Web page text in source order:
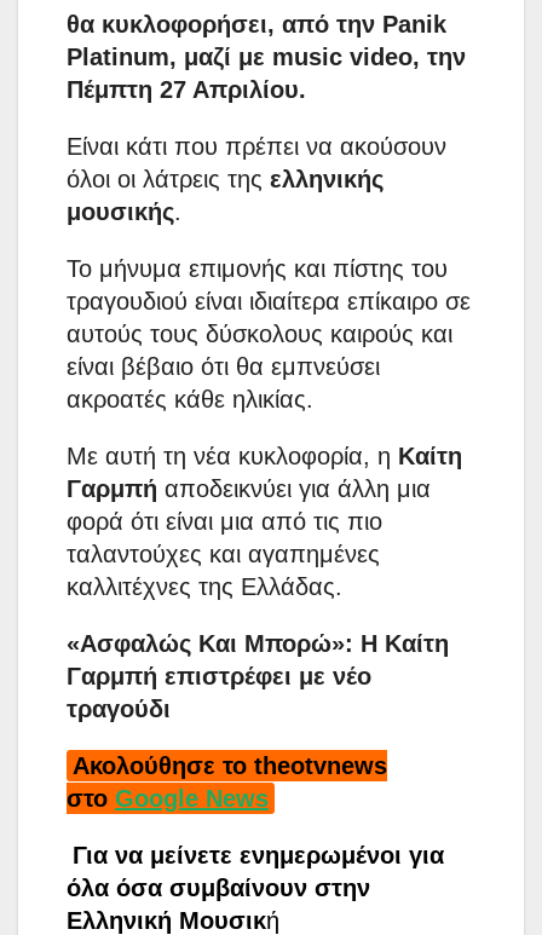
θα κυκλοφορήσει, από την Panik
Platinum, μαζί με music video, την
Πέμπτη 27 Απριλίου.
Είναι κάτι που πρέπει να ακούσουν
όλοι οι λάτρεις της ελληνικής
μουσικής.
Το μήνυμα επιμονής και πίστης του
τραγουδιού είναι ιδιαίτερα επίκαιρο σε
αυτούς τους δύσκολους καιρούς και
είναι βέβαιο ότι θα εμπνεύσει
ακροατές κάθε ηλικίας.
Με αυτή τη νέα κυκλοφορία, η Καίτη
Γαρμπή αποδεικνύει για άλλη μια
φορά ότι είναι μια από τις πιο
ταλαντούχες και αγαπημένες
καλλιτέχνες της Ελλάδας.
«Ασφαλώς Και Μπορώ»: Η Καίτη
Γαρμπή επιστρέφει με νέο
τραγούδι
Ακολούθησε το theotvnews
στο Google News
Για να μείνετε ενημερωμένοι για
όλα όσα συμβαίνουν στην
Ελληνική Μουσική